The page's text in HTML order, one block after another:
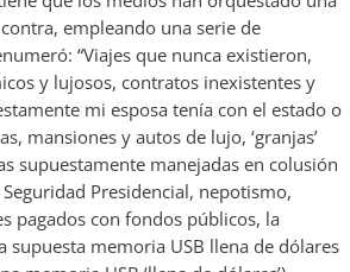
empleando una serie de
“Viajes que nunca existieron,
y lujosos, contratos inexistentes y
mi esposa tenía con el estado o
mansiones y autos de lujo, ‘granjas’
supuestamente manejadas en colusión
Presidencial, nepotismo,
pagados con fondos públicos, la
supuesta memoria USB llena de dólares